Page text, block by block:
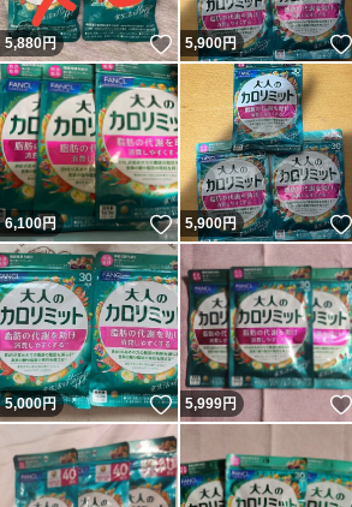
5,880円 いいね！
5,900円
6,100円 いいね！
5,900円
5,000円 いいね！
5,999円